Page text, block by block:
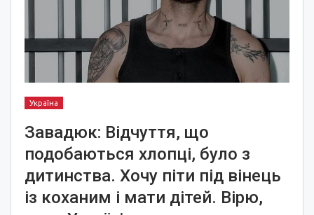
Україна
Завадюк: Відчуття, що
подобаються хлопці, було з
дитинства. Хочу піти під вінець
із коханим і мати дітей. Вірю,